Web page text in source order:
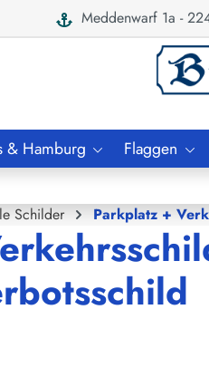
Meddenwarf 1a -
& Hamburg Flaggen
Schilder Parkplatz +